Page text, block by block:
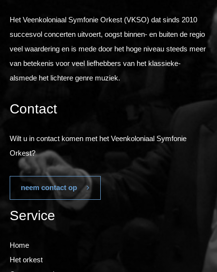
Het Veenkoloniaal Symfonie Orkest (VKSO) dat sinds 2010
succesvol concerten uitvoert, oogst binnen- en buiten de regio
veel waardering en is mede door het hoge niveau steeds meer
van betekenis voor veel liefhebbers van het klassieke-
alsmede het lichtere genre muziek.
Contact
Wilt u in contact komen met het Veenkoloniaal Symfonie
Orkest?
neem contact op
Service
Home
Het orkest